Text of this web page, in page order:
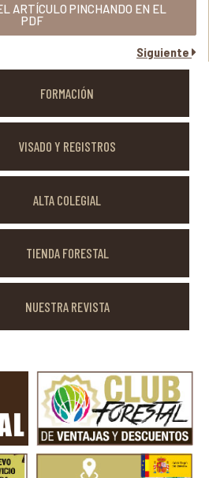
ARTÍCULO PINCHANDO EN EL
PDF
Siguiente
FORMACIÓN
VISADO Y REGISTROS
ALTA COLEGIAL
TIENDA FORESTAL
NUESTRA REVISTA